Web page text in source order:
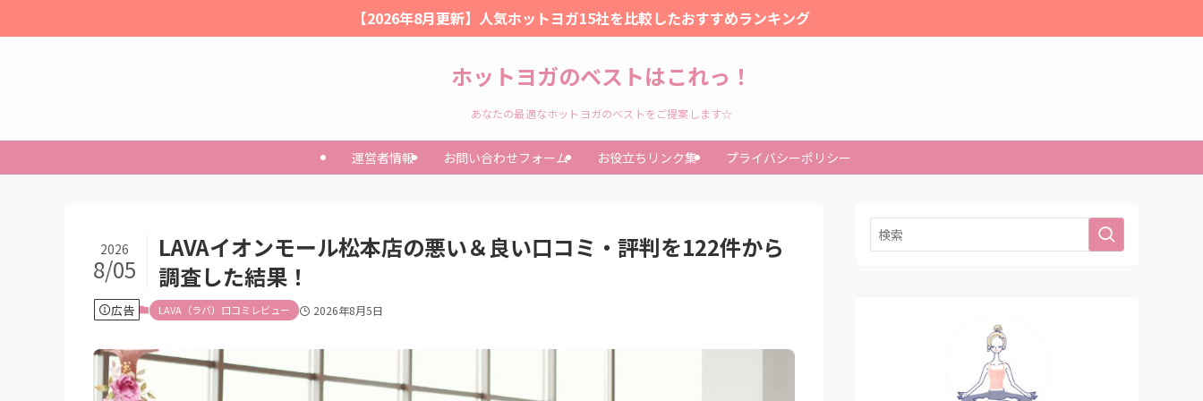
【2026年8月更新】人気ホットヨガ15社を比較したおすすめランキング
ホットヨガのベストはこれっ！
あなたの最適なホットヨガのベストをご提案します☆
運営者情報 お問い合わせフォーム お役立ちリンク集 プライバシーポリシー
LAVAイオンモール松本店の悪い＆良い口コミ・評判を122件から
調査した結果！
2026
8/05
広告 LAVA（ラバ）口コミレビュー 2026年8月5日